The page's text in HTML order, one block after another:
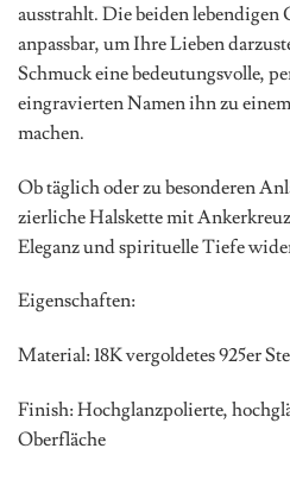
ausstrahlt. Die beiden
anpassbar, um Ihre Lieben
Schmuck eine bedeutungsvolle,
eingravierten Namen ihn zu
machen.
Ob täglich oder zu besonderen
zierliche Halskette mit
Eleganz und spirituelle Tiefe
Eigenschaften:
Material: 18K vergoldetes 925er
Finish: Hochglanzpolierte,
Oberfläche